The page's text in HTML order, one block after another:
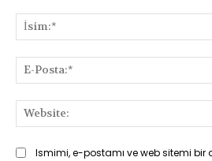
Ismimi, e-postamı ve web sitemi bir